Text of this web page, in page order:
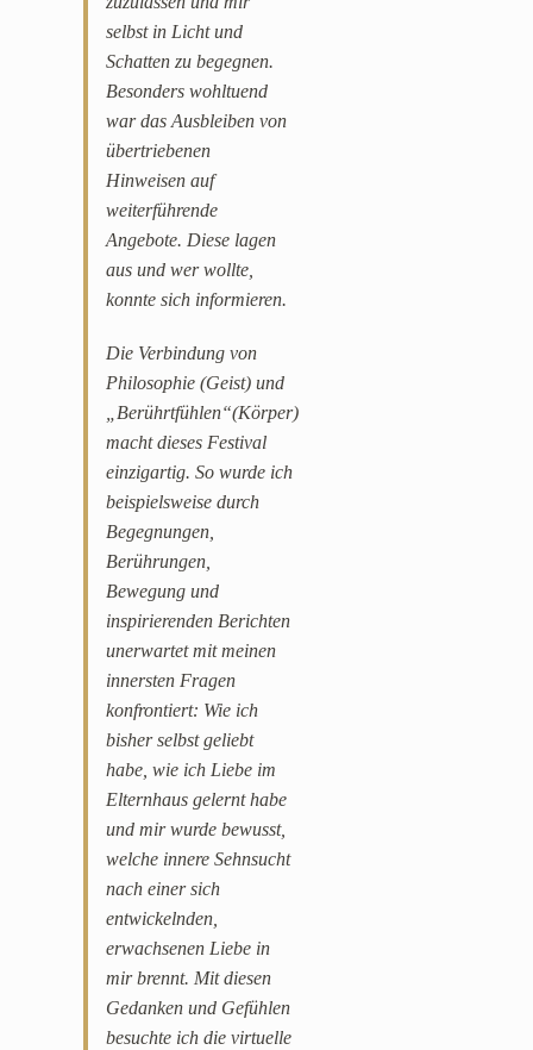
selbst in Licht und
Schatten zu begegnen.
Besonders wohltuend
war das Ausbleiben von
übertriebenen
Hinweisen auf
weiterführende
Angebote. Diese lagen
aus und wer wollte,
konnte sich informieren.
Die Verbindung von
Philosophie (Geist) und
„Berührtfühlen“(Körper)
macht dieses Festival
einzigartig. So wurde ich
beispielsweise durch
Begegnungen,
Berührungen,
Bewegung und
inspirierenden Berichten
unerwartet mit meinen
innersten Fragen
konfrontiert: Wie ich
bisher selbst geliebt
habe, wie ich Liebe im
Elternhaus gelernt habe
und mir wurde bewusst,
welche innere Sehnsucht
nach einer sich
entwickelnden,
erwachsenen Liebe in
mir brennt. Mit diesen
Gedanken und Gefühlen
besuchte ich die virtuelle